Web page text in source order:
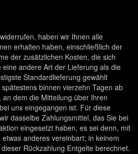
haben wir Ihnen alle
erhalten haben, einschließlich der
der zusätzlichen Kosten, die sich
andere Art der Lieferung als die
Standardlieferung gewählt
binnen vierzehn Tagen ab
dem die Mitteilung über Ihren
uns eingegangen ist. Für diese
dasselbe Zahlungsmittel, das Sie bei
eingesetzt haben, es sei denn, mit
anderes vereinbart; in keinem
Rückzahlung Entgelte berechnet.